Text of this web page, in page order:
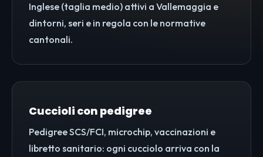
Inglese (taglia medio) attivi a Vallemaggia e
dintorni, seri e in regola con le normative
cantonali.
Cuccioli con pedigree
Pedigree SCS/FCI, microchip, vaccinazioni e
libretto sanitario: ogni cucciolo arriva con la